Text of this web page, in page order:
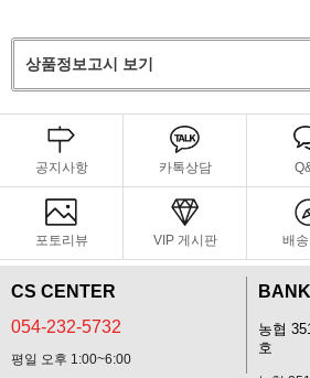
상품정보고시 보기
공지사항 카톡상담
포토리뷰 VIP 게시판 배송
CS CENTER
054-232-5732
평일 오후 1:00~6:00
농협
호